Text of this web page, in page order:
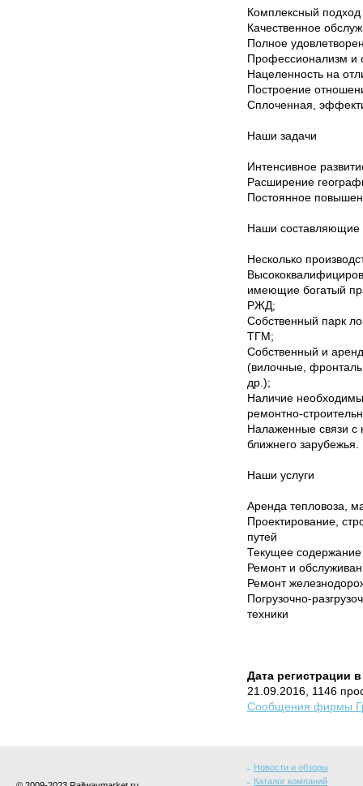
Комплексный
Качественное
Полное
Профессионализм и
Нацеленность на
Построение
Сплоченная,
Наши задачи
Интенсивное
Расширение
Постоянное
Наши составляющие
Несколько
имеющие богатый
РЖД;
Собственный парк
ТГМ;
Собственный и
(вилочные,
др.);
Наличие
ремонтно-
Налаженные связи с
ближнего зарубежья.
Наши услуги
Аренда тепловоза,
Проектирование,
путей
Текущее
Ремонт и
Ремонт
Погрузочно-
техники
Дата регистрации в
21.09.2016, 1146
Сообщения фирмы
Новости и обзоры
Каталог компаний